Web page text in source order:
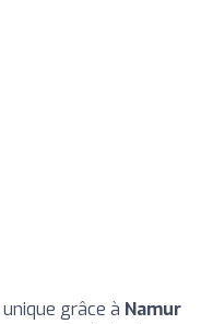
grâce à Namur